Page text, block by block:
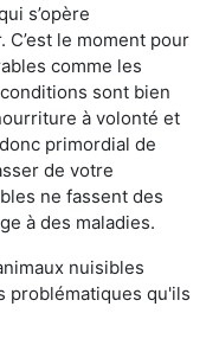
s’opère
le moment pour
comme les
sont bien
à volonté et
primordial de
de votre
ne fassent des
à des maladies.
nuisibles
problématiques qu'ils